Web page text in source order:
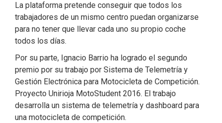
La plataforma pretende conseguir que todos los
trabajadores de un mismo centro puedan organizarse
para no tener que llevar cada uno su propio coche
todos los días.
Por su parte, Ignacio Barrio ha logrado el segundo
premio por su trabajo por Sistema de Telemetría y
Gestión Electrónica para Motocicleta de Competición.
Proyecto Unirioja MotoStudent 2016. El trabajo
desarrolla un sistema de telemetría y dashboard para
una motocicleta de competición.